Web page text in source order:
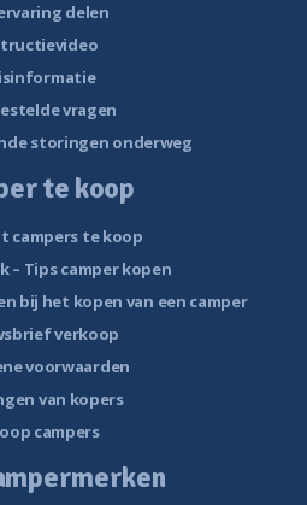
delen
vragen
storingen onderweg
te koop
campers te koop
– Tips camper kopen
bij het kopen van een camper
verkoop
voorwaarden
van kopers
campers